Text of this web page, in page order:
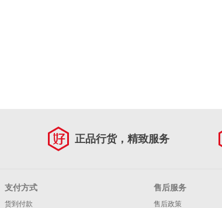
正品行货，精致服务
支付方式
货到付款
售后服务
售后政策